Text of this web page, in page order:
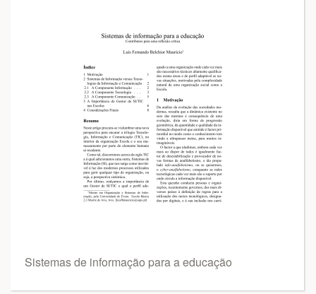
Sistemas de informação para a educação